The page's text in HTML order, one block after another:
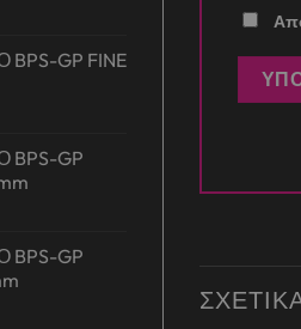
BPS-GP FINE
BPS-GP
BPS-GP